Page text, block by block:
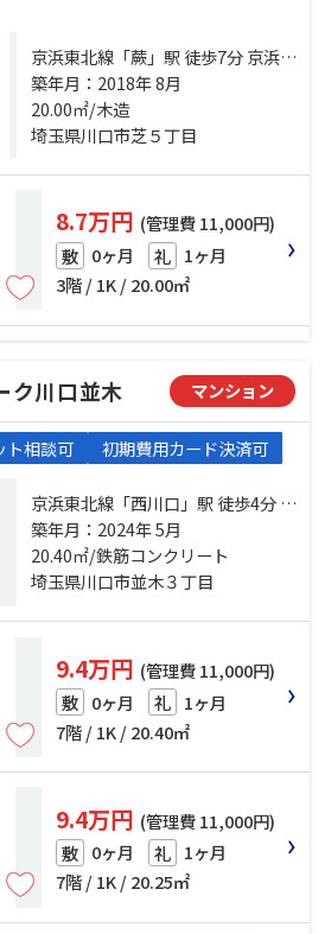
京浜東北線「蕨」駅 徒歩7分 京浜東
北線「西川口」駅 徒歩25分 埼京線
「戸田」駅 徒歩38分
築年月：2018年 8月
20.00㎡/木造
埼玉県川口市芝５丁目
8.7万円 (管理費 11,000円)
敷 0ヶ月 礼 1ヶ月
3階 / 1K / 20.00㎡
ク川口並木 マンション
ト相談可 初期費用カード決済可
京浜東北線「西川口」駅 徒歩4分 京
浜東北線「蕨」駅 徒歩27分 京浜東
北線「川口」駅 徒歩32分
築年月：2024年 5月
20.40㎡/鉄筋コンクリート
埼玉県川口市並木３丁目
9.4万円 (管理費 11,000円)
敷 0ヶ月 礼 1ヶ月
7階 / 1K / 20.40㎡
9.4万円 (管理費 11,000円)
敷 0ヶ月 礼 1ヶ月
7階 / 1K / 20.25㎡